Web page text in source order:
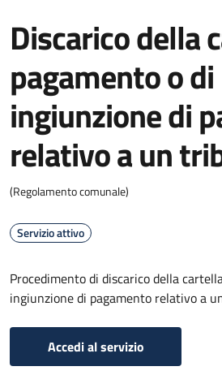
Discarico della
pagamento o di
ingiunzione di
relativo a un
(Regolamento comunale)
Servizio attivo
Procedimento di discarico della
ingiunzione di pagamento relativo a
Accedi al servizio